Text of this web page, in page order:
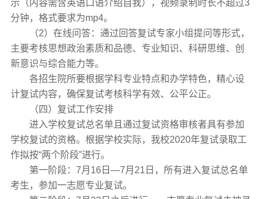
示（内容需含英语口语介绍自我），视频录制时长不超过3
分钟，格式要求为mp4。
（2）在线问答：通过回答复试专家小组提问等形式，
主要考核思想政治素质和品德、专业知识、科研思维、创
新意识与综合能力等。
各招生院所要根据学科专业特点和办学特色，精心设
计复试内容，确保复试考核科学有效、公平公正。
（四）复试工作安排
进入学校复试总名单且通过复试资格审核者具有参加
学校复试的资格。根据学校实际，我校2020年复试录取工
作拟按“两个阶段”进行。
第一阶段：7月16日—7月21日，所有进入复试总名单
考生，参加一志愿专业复试。